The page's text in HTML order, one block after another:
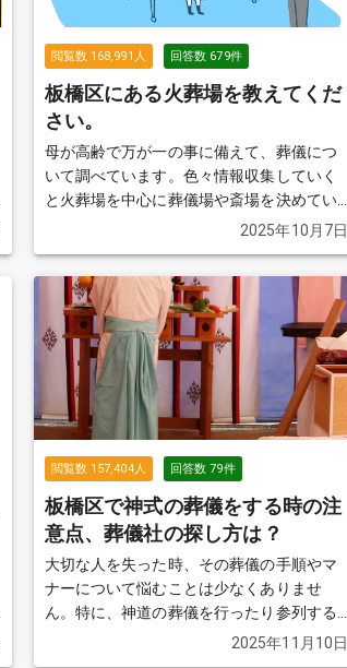
閲覧数 168,991 人 回答数 679件
板橋区にある火葬場を教えてくだ
さい。
母が高齢で万が一の事に備えて、葬儀につ
いて調べています。色々情報収集していく
と火葬場を中心に葬儀場や斎場を決めてい
か？続きを見る
2025年10月7日
閲覧数 157,404人 回答数79件
板橋区で神式の葬儀をする時の注
意点、葬儀社の探し方は？
大切な人を失った時、その葬儀の手順やマ
ナーについて悩むことは少なくありませ
ん。特に、神道の葬儀を行ったり参列する
ことは多くなく、初めて経験する方には戸
2025年11月10日